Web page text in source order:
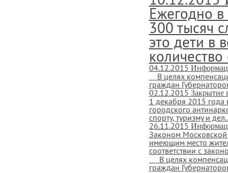
Ежегодно
300 тысяч
это дети в
04.12.2015
В целях
граждан
02.12.2015 Закрытие
1 декабря 2015 года
городского
спорту, туризму и
26.11.2015
Законом
имеющим место
соответствии с
В целях
граждан